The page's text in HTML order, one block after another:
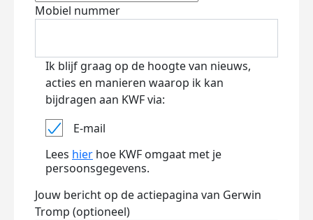
Mobiel nummer
Ik blijf graag op de hoogte van nieuws,
acties en manieren waarop ik kan
bijdragen aan KWF via:
E-mail
Lees hier hoe KWF omgaat met je
persoonsgegevens.
Jouw bericht op de actiepagina van Gerwin
Tromp (optioneel)